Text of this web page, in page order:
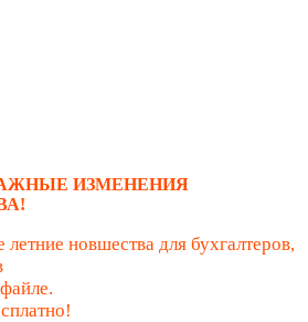
ИЗМЕНЕНИЯ
новшества для бухгалтеров,